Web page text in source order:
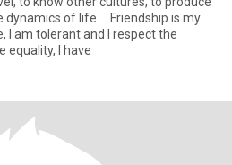
of life.... Friendship is my
I am tolerant and I respect the
equality, I have